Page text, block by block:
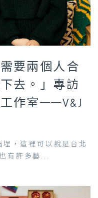
要兩個人合
去。」專訪
作室——V&J
，這裡可以說是台北
有許多藝...